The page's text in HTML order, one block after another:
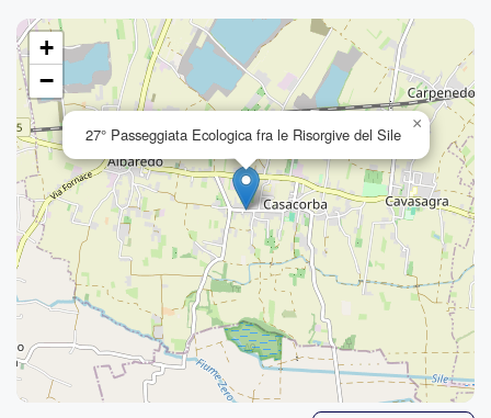
27° Passeggiata Ecologica fra le Risorgive del Sile
×
+
−